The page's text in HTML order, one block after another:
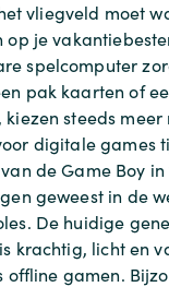
vliegveld moet
op je
spelcomputer
pak kaarten of
steeds meer
digitale games
de Game Boy
geweest in de
De huidige
krachtig, licht en
offline gamen.